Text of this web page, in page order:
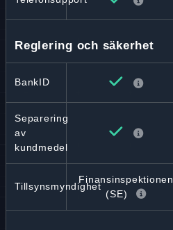
Reglering och säkerhet
BankID
Separering
av
kundmedel
Tillsynsmyndighet
Finansinspektionen
(SE)